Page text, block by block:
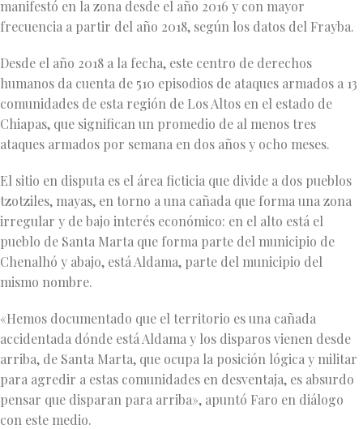
manifestó en la zona desde el año 2016 y con mayor
frecuencia a partir del año 2018, según los datos del Frayba.
Desde el año 2018 a la fecha, este centro de derechos
humanos da cuenta de 510 episodios de ataques armados a 13
comunidades de esta región de Los Altos en el estado de
Chiapas, que significan un promedio de al menos tres
ataques armados por semana en dos años y ocho meses.
El sitio en disputa es el área ficticia que divide a dos pueblos
tzotziles, mayas, en torno a una cañada que forma una zona
irregular y de bajo interés económico: en el alto está el
pueblo de Santa Marta que forma parte del municipio de
Chenalhó y abajo, está Aldama, parte del municipio del
mismo nombre.
«Hemos documentado que el territorio es una cañada
accidentada dónde está Aldama y los disparos vienen desde
arriba, de Santa Marta, que ocupa la posición lógica y militar
para agredir a estas comunidades en desventaja, es absurdo
pensar que disparan para arriba», apuntó Faro en diálogo
con este medio.